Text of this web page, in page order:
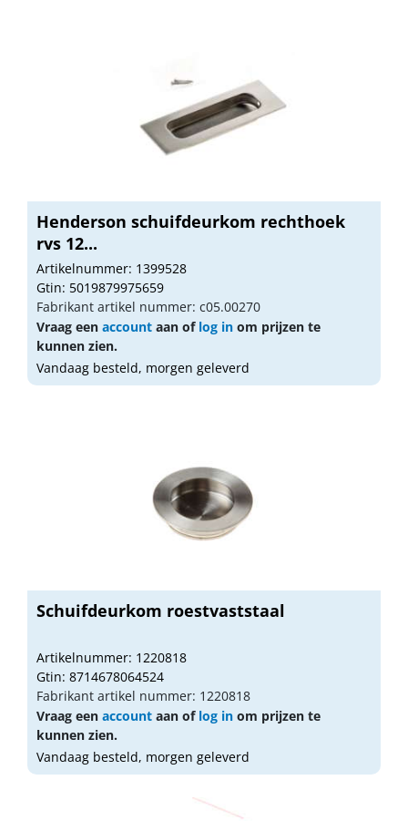
Henderson schuifdeurkom rechthoek
rvs 12...
Artikelnummer: 1399528
Gtin: 5019879975659
Fabrikant artikel nummer: c05.00270
Vraag een account aan of log in om prijzen te
kunnen zien.
Vandaag besteld, morgen geleverd
Schuifdeurkom roestvaststaal
Artikelnummer: 1220818
Gtin: 8714678064524
Fabrikant artikel nummer: 1220818
Vraag een account aan of log in om prijzen te
kunnen zien.
Vandaag besteld, morgen geleverd